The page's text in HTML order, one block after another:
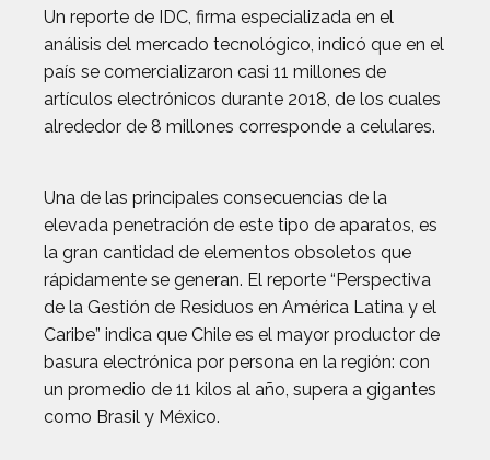
Un reporte de IDC, firma especializada en el
análisis del mercado tecnológico, indicó que en el
país se comercializaron casi 11 millones de
artículos electrónicos durante 2018, de los cuales
alrededor de 8 millones corresponde a celulares.
Una de las principales consecuencias de la
elevada penetración de este tipo de aparatos, es
la gran cantidad de elementos obsoletos que
rápidamente se generan. El reporte “Perspectiva
de la Gestión de Residuos en América Latina y el
Caribe” indica que Chile es el mayor productor de
basura electrónica por persona en la región: con
un promedio de 11 kilos al año, supera a gigantes
como Brasil y México.